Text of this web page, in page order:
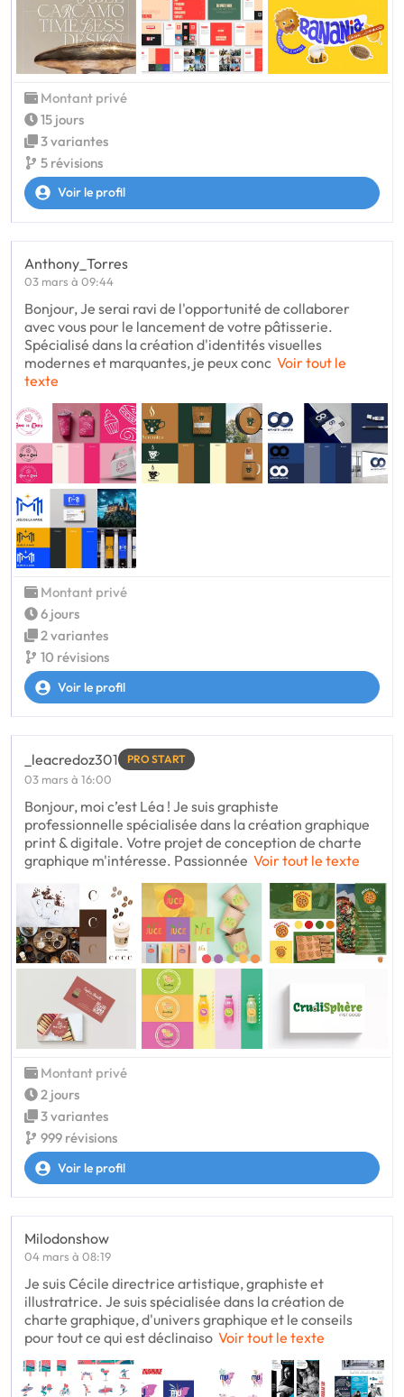
Montant privé
15 jours
3 variantes
5 révisions
Voir le profil
Anthony_Torres
03 mars à 09:44
Bonjour, Je serai ravi de l'opportunité de collaborer
avec vous pour le lancement de votre pâtisserie.
Spécialisé dans la création d'identités visuelles
modernes et marquantes, je peux conc Voir tout le
texte
Montant privé
6 jours
2 variantes
10 révisions
Voir le profil
_leacredoz301 PRO START
03 mars à 16:00
Bonjour, moi c’est Léa ! Je suis graphiste
professionnelle spécialisée dans la création graphique
print & digitale. Votre projet de conception de charte
graphique m'intéresse. Passionnée Voir tout le texte
Montant privé
2 jours
3 variantes
999 révisions
Voir le profil
Milodonshow
04 mars à 08:19
Je suis Cécile directrice artistique, graphiste et
illustratrice. Je suis spécialisée dans la création de
charte graphique, d'univers graphique et le conseils
pour tout ce qui est déclinaiso Voir tout le texte